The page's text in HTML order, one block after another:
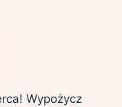
Wypożycz